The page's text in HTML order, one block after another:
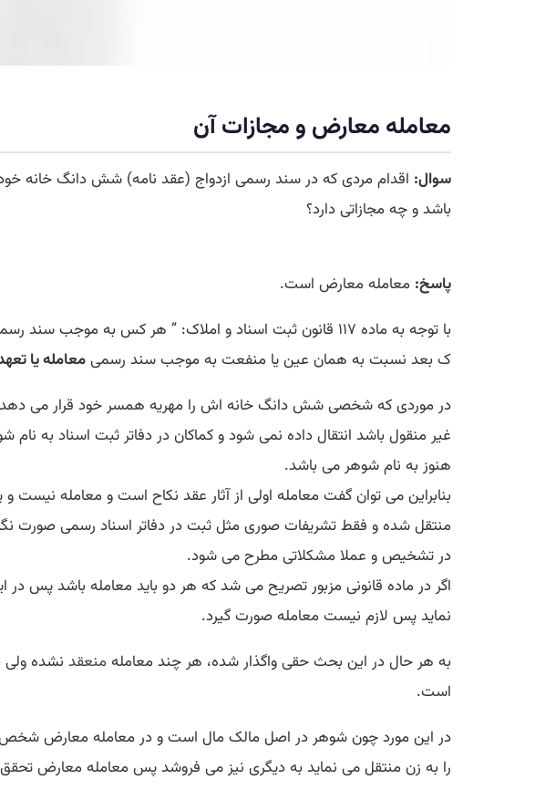
معامله معارض و مجازات آن
سوال: اقدام مردی که در سند رسمی ازدواج (عقد نامه) شش دانگ خانه
باشد و چه مجازاتی دارد؟
پاسخ: معامله معارض است.
با توجه به ماده ۱۱۷ قانون ثبت اسناد و املاک: ” هر کس به موجب سند رسمی یا عادی نسبت به عین یا منفعت مالی (
ک بعد نسبت به همان عین یا منفعت به موجب سند رسمیمعامله یا
در موردی که شخصی شش دانگ خانه اش را مهریه همسر خود قرار می دهد
غیر منقول باشد انتقال داده نمی شود و کماکان در دفاتر ثبت اسناد به
هنوز به نام شوهر می باشد.
بنابراین می توان گفت معامله اولی از آثار عقد نکاح است و معامله
منتقل شده و فقط تشریفات صوری مثل ثبت در دفاتر اسناد رسمی صورت
در تشخیص و عملا مشکلاتی مطرح می شود.
اگر در ماده قانونی مزبور تصریح می شد که هر دو باید معامله باشد پس
نماید پس لازم نیست معامله صورت گیرد.
به هر حال در این بحث حقی واگذار شده، هر چند معامله منعقد نشده ولی
است.
در این مورد چون شوهر در اصل مالک مال است و در معامله معارض شخص
را به زن منتقل می نماید به دیگری نیز می فروشد پس معامله معارض